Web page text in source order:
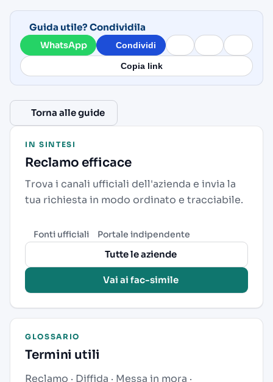
Guida utile? Condividila
WhatsApp Condividi
Copia link
Torna alle guide
IN SINTESI
Reclamo efficace
Trova i canali ufficiali dell'azienda e invia la
tua richiesta in modo ordinato e tracciabile.
Fonti ufficiali Portale indipendente
Tutte le aziende
Vai ai fac-simile
GLOSSARIO
Termini utili
Reclamo · Diffida · Messa in mora ·